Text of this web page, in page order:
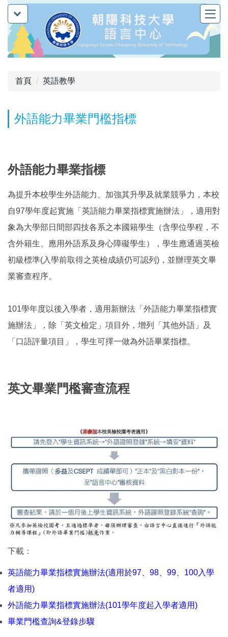
跳
到
主
要
內
首頁 英語教學
外語能力畢業門檻指標
外語能力畢業指標
為提升本校學生外語能力、加強其升學及就業競爭力，本校
自97學年度起實施「英語能力畢業指標實施辦法」，適用對
象為大學部日間部四技各系之本國籍學生（含學位學程，不
含外籍生、應用外語系及身心障礙學生），學生應通過英檢
初級標準(入學前取得之英檢成績仍可認列)，並辦理英文畢
業審查程序。
101學年度以後入學者，適用新辦法「外語能力畢業指標實
施辦法」，除「英文檢定」項目外，增列「其他外語」及
「口語評量項目」，學生可擇一做為外語畢業指標。
英文畢業門檻審查流程
下載：
英語能力畢業指標實施辦法(適用於97、98、99、100入學
者適用)
外語能力畢業指標實施辦法(101學年度起入學者適用)
畢業門檻查詢&登錄步驟